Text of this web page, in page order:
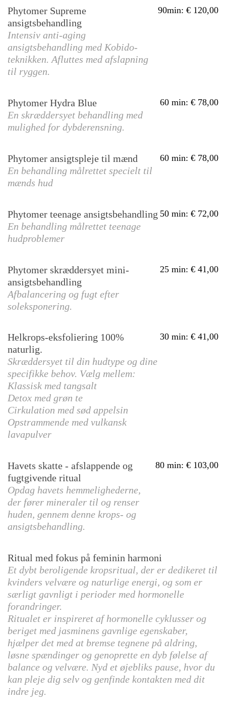
Phytomer Supreme
ansigtsbehandling
Intensiv anti-aging
ansigtsbehandling med Kobido-
teknikken. Afluttes med afslapning
til ryggen.
90min: 120,00
Phytomer Hydra Blue
En skræddersyet behandling med
mulighed for dybderensning.
60 min: 78,00
Phytomer ansigtspleje til mænd
En behandling målrettet specielt til
mænds hud
60 min: 78,00
Phytomer teenage ansigtsbehandling
En behandling målrettet teenage
hudproblemer
50 min: 72,00
Phytomer skræddersyet mini-
ansigtsbehandling
Afbalancering og fugt efter
soleksponering.
25 min: 41,00
Helkrops-eksfoliering 100%
naturlig.
Skræddersyet til din hudtype og dine
specifikke behov. Vælg mellem:
Klassisk med tangsalt
Detox med grøn te
Cirkulation med sød appelsin
Opstrammende med vulkansk
lavapulver
30 min: 41,00
Havets skatte - afslappende og
fugtgivende ritual
Opdag havets hemmelighederne,
der fører mineraler til og renser
huden, gennem denne krops- og
ansigtsbehandling.
80 min: 103,00
Ritual med fokus på feminin harmoni
Et dybt beroligende kropsritual, der er dedikeret til
kvinders velvære og naturlige energi, og som er
særligt gavnligt i perioder med hormonelle
forandringer.
Ritualet er inspireret af hormonelle cyklusser og
beriget med jasminens gavnlige egenskaber,
hjælper det med at bremse tegnene på aldring,
løsne spændinger og genoprette en dyb følelse af
balance og velvære. Nyd et øjebliks pause, hvor du
kan pleje dig selv og genfinde kontakten med dit
indre jeg.